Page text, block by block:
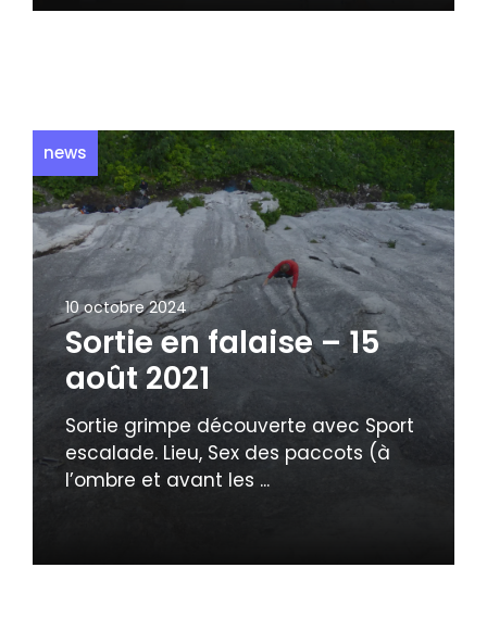
news
10 octobre 2024
Sortie en falaise – 15
août 2021
Sortie grimpe découverte avec Sport
escalade. Lieu, Sex des paccots (à
l’ombre et avant les ...